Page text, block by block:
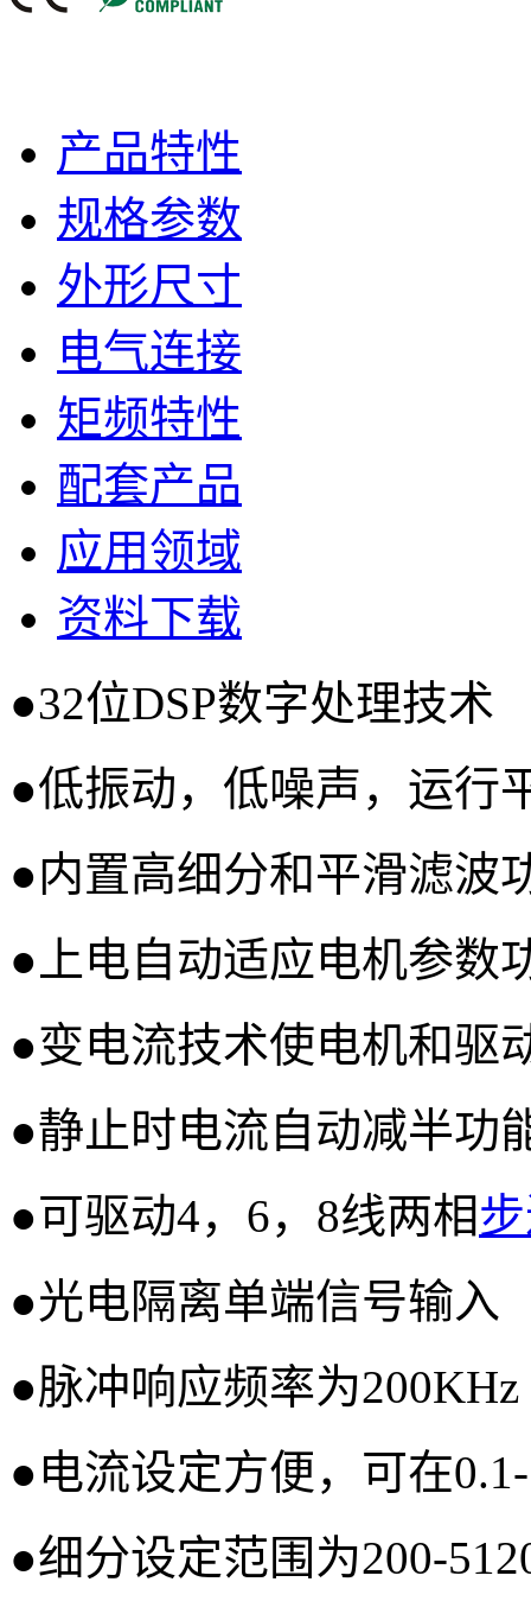
产品特性
规格参数
外形尺寸
电气连接
矩频特性
配套产品
应用领域
资料下载
●32位DSP数字处理技术
●低振动，低噪声，运行
●内置高细分和平滑滤波
●上电自动适应电机参数
●变电流技术使电机和驱
●静止时电流自动减半功
●可驱动4，6，8线两相
●光电隔离单端信号输入
●脉冲响应频率为
●电流设定方便，可在
●细分设定范围为200-